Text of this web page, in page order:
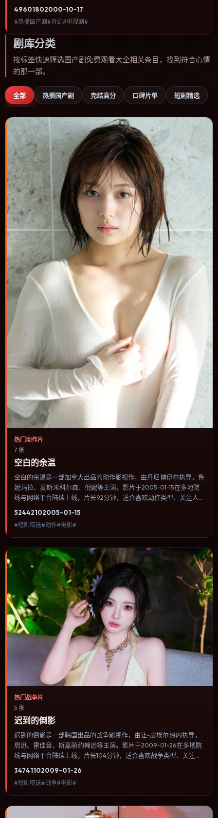
选择与情节推进，节奏与视听语言统一，可作为休闲观影或类型片补
片的选择。
49601802000-10-17
#热播国产剧#奇幻#电视剧#
剧库分类
按标签快速筛选国产剧免费观看大全相关条目，找到符合心情
的那一部。
全部 热播国产剧 完结高分 口碑片单 短剧精选
热门动作片
7 张
空白的余温
空白的余温是一部加拿大出品的动作影视作，由丹尼·博伊尔执导，鲁
妮·玛拉、麦斯·米科尔森、倪妮等主演。影片于2005-01-15在多地院
线与网络平台陆续上线，片长92分钟，适合喜欢动作类型、关注人物
听语言统一，可作为休闲观影或类型片补片的选择。
52442102005-01-15
#短剧精选#动作#电影#
热门战争片
5 张
迟到的倒影
迟到的倒影是一部韩国出品的战争影视作，由让-皮埃尔·热内执导，
周迅、雷佳音、斯嘉丽·约翰逊等主演。影片于2009-01-26在多地院
线与网络平台陆续上线，片长104分钟，适合喜欢战争类型、关注人
与视听语言统一，可作为休闲观影或类型片补片的选择。
34741102009-01-26
#短剧精选#战争#电影#